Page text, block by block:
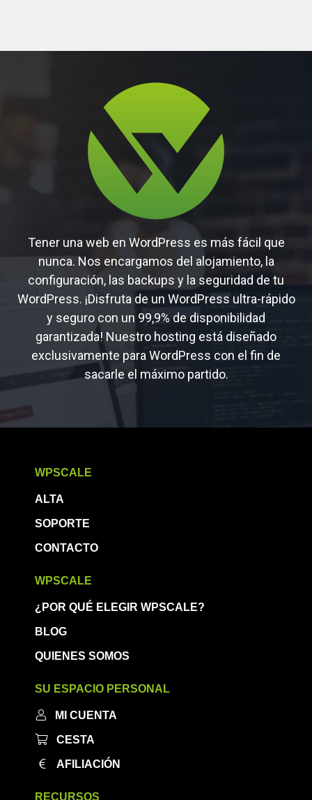
Tener una web en WordPress es más fácil que
nunca. Nos encargamos del alojamiento, la
configuración, las backups y la seguridad de tu
WordPress. ¡Disfruta de un WordPress ultra-rápido
y seguro con un 99,9% de disponibilidad
garantizada! Nuestro hosting está diseñado
exclusivamente para WordPress con el fin de
sacarle el máximo partido.
WPSCALE
ALTA
SOPORTE
CONTACTO
WPSCALE
¿POR QUÉ ELEGIR WPSCALE?
BLOG
QUIENES SOMOS
SU ESPACIO PERSONAL
MI CUENTA
CESTA
AFILIACIÓN
RECURSOS